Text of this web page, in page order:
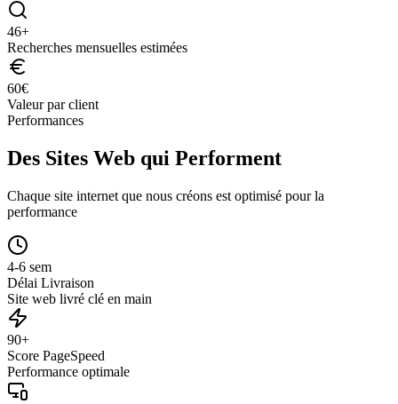
46+
Recherches mensuelles estimées
60€
Valeur par client
Performances
Des Sites Web qui Performent
Chaque site internet que nous créons est optimisé pour la
performance
4-6 sem
Délai Livraison
Site web livré clé en main
90+
Score PageSpeed
Performance optimale